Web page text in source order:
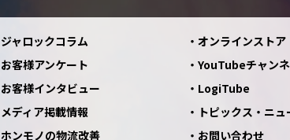
ジャロックコラム
お客様アンケート
お客様インタビュー
メディア掲載情報
ホンモノの物流改善
オンラインストア
YouTubeチャン
LogiTube
トピックス・ニ
お問い合わせ